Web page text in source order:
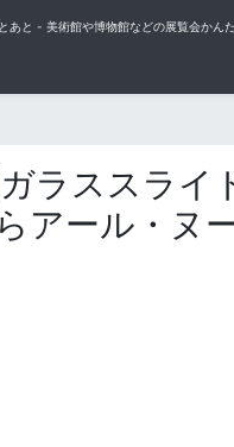
あと - 美術館や博物館などの展覧会かん
ラススラ
アール・ヌ